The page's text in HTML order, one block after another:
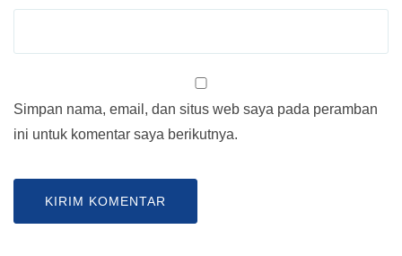
Simpan nama, email, dan situs web saya pada peramban
ini untuk komentar saya berikutnya.